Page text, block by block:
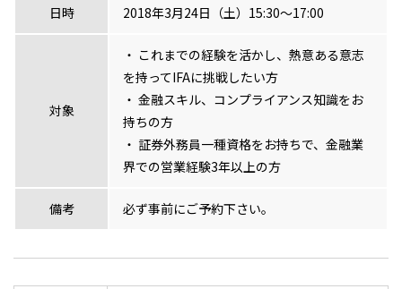
日時 2018年3月24日（土）15:30～17:00
対象
これまでの経験を活かし、熱意ある意志
を持ってIFAに挑戦したい方
金融スキル、コンプライアンス知識をお
持ちの方
証券外務員一種資格をお持ちで、金融業
界での営業経験3年以上の方
備考 必ず事前にご予約下さい。